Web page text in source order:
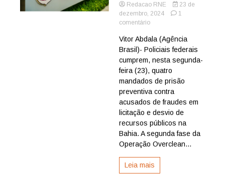
Redacao RNE
23 de
dezembro, 2024
1
comentárioem
faz
nova
ação
contra
fraudes
em
licitações
na
Bahia
Vitor Abdala (Agência
Brasil)- Policiais federais
cumprem, nesta segunda-
feira (23), quatro
mandados de prisão
preventiva contra
acusados de fraudes em
licitação e desvio de
recursos públicos na
Bahia. A segunda fase da
Operação Overclean...
Leia mais